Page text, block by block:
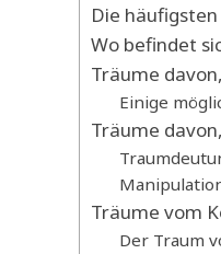
Die
Wo befindet
Träume
Einige
Träume
Träume vom
Der Traum